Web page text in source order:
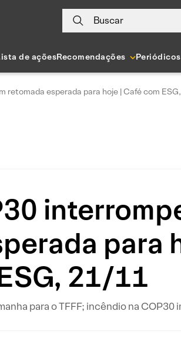
Buscar
de açõesRecomendações Periódicos
retomada esperada para hoje | Café com
para
21/11
para o TFFF; incêndio na